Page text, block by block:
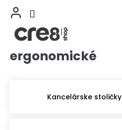
Prejsťergonomické
Kancelárske stoličky